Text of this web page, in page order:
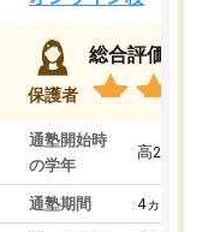
保護者
総合評価
通塾開始時
の学年
高2
通塾期間 4ヵ月～1